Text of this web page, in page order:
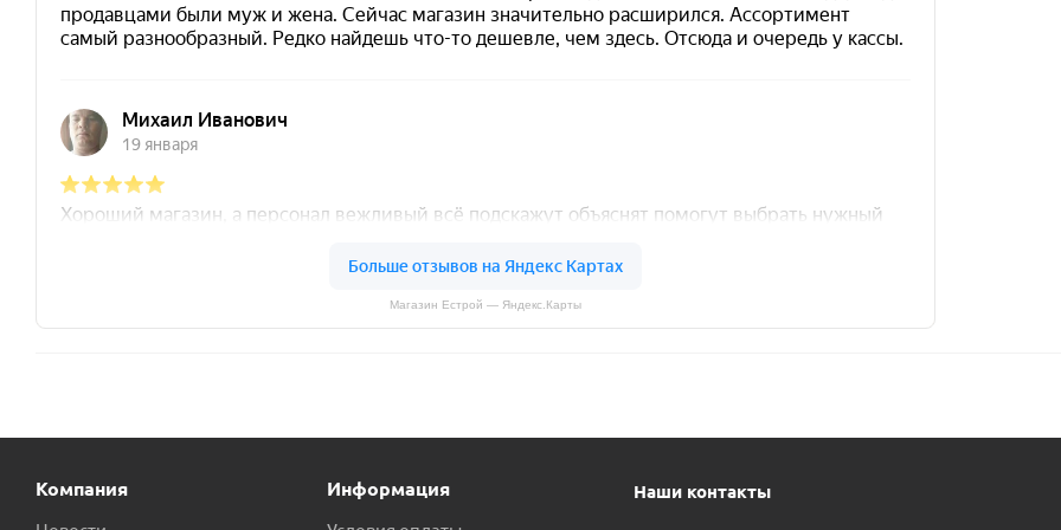
Магазин Естрой — Яндекс.Карты
Компания Информация Наши контакты